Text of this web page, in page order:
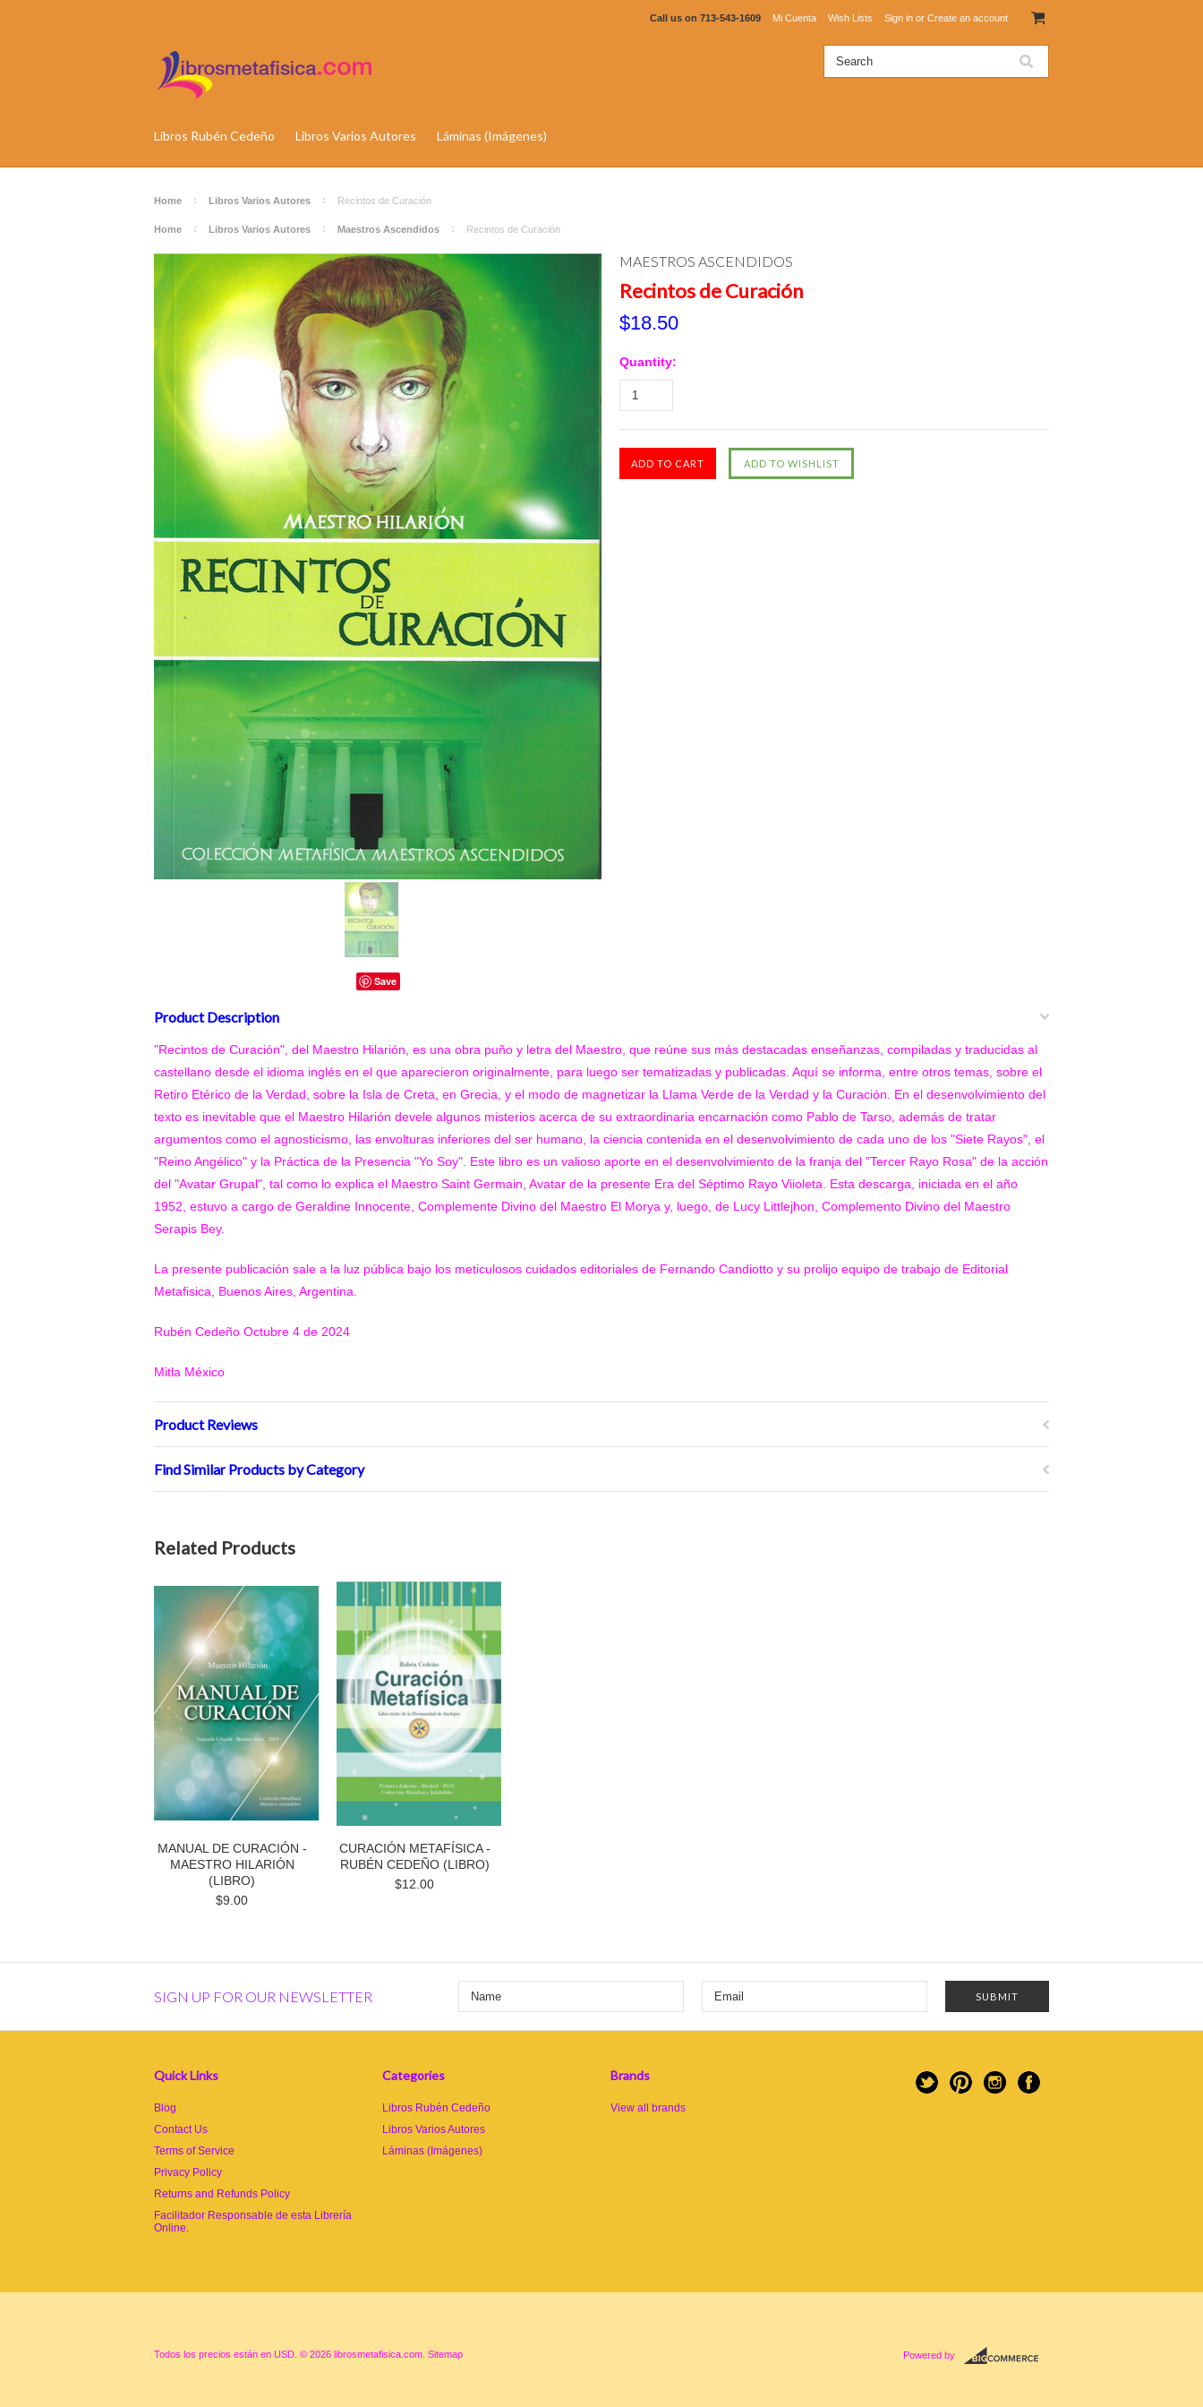
Call us on 713-543-1609 Mi Cuenta Wish Lists Sign in or Create an account
Libros Rubén Cedeño Libros Varios Autores Láminas (Imágenes)
Home Libros Varios Autores Recintos de Curación
Home Libros Varios Autores Maestros Ascendidos Recintos de Curación
Save
MAESTROS ASCENDIDOS
Recintos de Curación
$18.50
Quantity:
Product Description
"Recintos de Curación", del Maestro Hilarión, es una obra puño y letra del Maestro, que reúne sus más destacadas enseñanzas, compiladas y traducidas al
castellano desde el idioma inglés en el que aparecieron originalmente, para luego ser tematizadas y publicadas. Aquí se informa, entre otros temas, sobre el
Retiro Etérico de la Verdad, sobre la Isla de Creta, en Grecia, y el modo de magnetizar la Llama Verde de la Verdad y la Curación. En el desenvolvimiento del
texto es inevitable que el Maestro Hilarión devele algunos misterios acerca de su extraordinaria encarnación como Pablo de Tarso, además de tratar
argumentos como el agnosticismo, las envolturas inferiores del ser humano, la ciencia contenida en el desenvolvimiento de cada uno de los "Siete Rayos", el
"Reino Angélico" y la Práctica de la Presencia "Yo Soy". Este libro es un valioso aporte en el desenvolvimiento de la franja del "Tercer Rayo Rosa" de la acción
del "Avatar Grupal", tal como lo explica el Maestro Saint Germain, Avatar de la presente Era del Séptimo Rayo Viioleta. Esta descarga, iniciada en el año
1952, estuvo a cargo de Geraldine Innocente, Complemente Divino del Maestro El Morya y, luego, de Lucy Littlejhon, Complemento Divino del Maestro
Serapis Bey.
La presente publicación sale a la luz pública bajo los meticulosos cuidados editoriales de Fernando Candiotto y su prolijo equipo de trabajo de Editorial
Metafisica, Buenos Aires, Argentina.
Rubén Cedeño Octubre 4 de 2024
Mitla México
Product Reviews
Find Similar Products by Category
Related Products
MANUAL DE CURACIÓN -
MAESTRO HILARIÓN
(LIBRO)
$9.00
CURACIÓN METAFÍSICA -
RUBÉN CEDEÑO (LIBRO)
$12.00
SIGN UP FOR OUR NEWSLETTER
Quick Links
Blog
Contact Us
Terms of Service
Privacy Policy
Returns and Refunds Policy
Facilitador Responsable de esta Librería
Online.
Categories
Libros Rubén Cedeño
Libros Varios Autores
Láminas (Imágenes)
Brands
View all brands
Todos los precios están en USD © 2026 librosmetafisica.com. Sitemap Powered by